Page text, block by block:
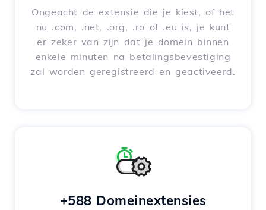
Ongeacht de extensie die je kiest, of het
nu .com, .net, .org, .ro of .eu is, je kunt
er zeker van zijn dat je domein binnen
enkele minuten na betalingsbevestiging
zal worden geregistreerd en geactiveerd.
+588 Domeinextensies